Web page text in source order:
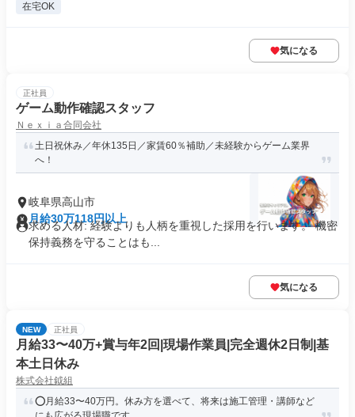
在宅OK
気になる
正社員
ゲーム動作確認スタッフ
Ｎｅｘｉａ合同会社
土日祝休み／年休135日／家賃60％補助／未経験からゲーム業界
へ！
岐阜県高山市
月給30万118円以上
求める人材: 経験よりも人柄を重視した採用を行います。 機密
保持義務を守ることはも...
気になる
NEW 正社員
月給33〜40万+賞与年2回|現場作業員|完全週休2日制|基
本土日休み
株式会社鉞組
⭕月給33〜40万円。休み方を選べて、将来は施工管理・講師など